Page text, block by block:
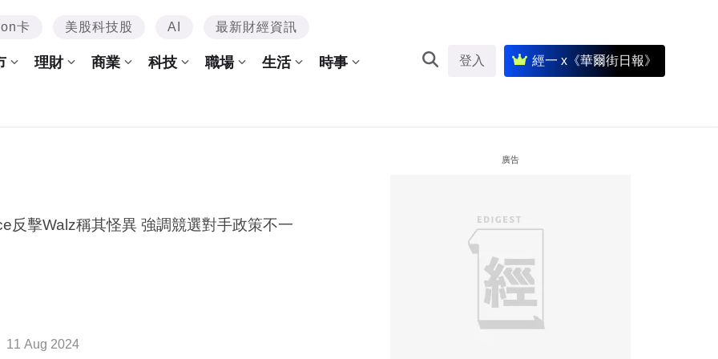
卡 美股科技股 AI 最新財經資訊
理財 商業 科技 職場 生活 時事 登入 經一 x《華爾街日報》
反擊Walz稱其怪異 強調競選對手政策不一
11 Aug 2024
廣告